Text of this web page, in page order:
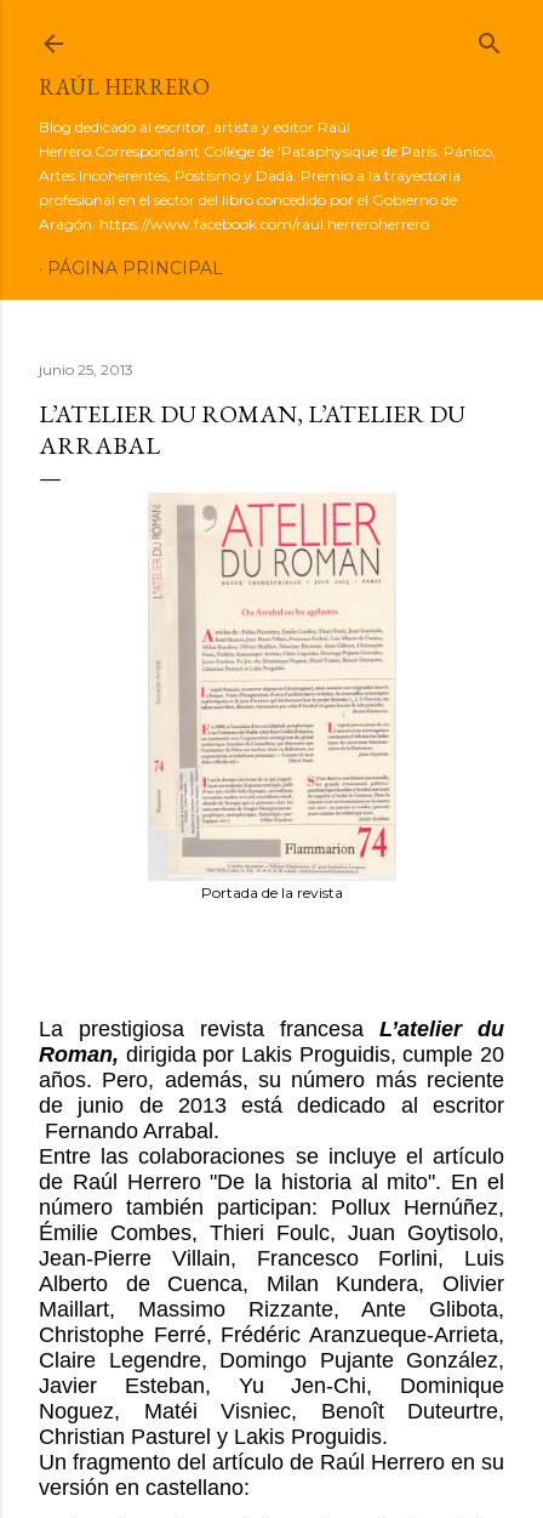
RAÚL HERRERO
Blog dedicado al escritor, artista y editor Raúl
Herrero.Correspondant Collège de 'Pataphysique de París. Pánico,
Artes Incoherentes, Postismo y Dadá. Premio a la trayectoria
profesional en el sector del libro concedido por el Gobierno de
Aragón. https://www.facebook.com/raul.herreroherrero
PÁGINA PRINCIPAL
junio 25, 2013
L’ATELIER DU ROMAN, L’ATELIER DU
ARRABAL
Portada de la revista
La prestigiosa revista francesa L’atelier du
Roman, dirigida por Lakis Proguidis, cumple 20
años. Pero, además, su número más reciente
de junio de 2013 está dedicado al escritor
Fernando Arrabal.
Entre las colaboraciones se incluye el artículo
de Raúl Herrero "De la historia al mito". En el
número también participan: Pollux Hernúñez,
Émilie Combes, Thieri Foulc, Juan Goytisolo,
Jean-Pierre Villain, Francesco Forlini, Luis
Alberto de Cuenca, Milan Kundera, Olivier
Maillart, Massimo Rizzante, Ante Glibota,
Christophe Ferré, Frédéric Aranzueque-Arrieta,
Claire Legendre, Domingo Pujante González,
Javier Esteban, Yu Jen-Chi, Dominique
Noguez, Matéi Visniec, Benoît Duteurtre,
Christian Pasturel y Lakis Proguidis.
Un fragmento del artículo de Raúl Herrero en su
versión en castellano: